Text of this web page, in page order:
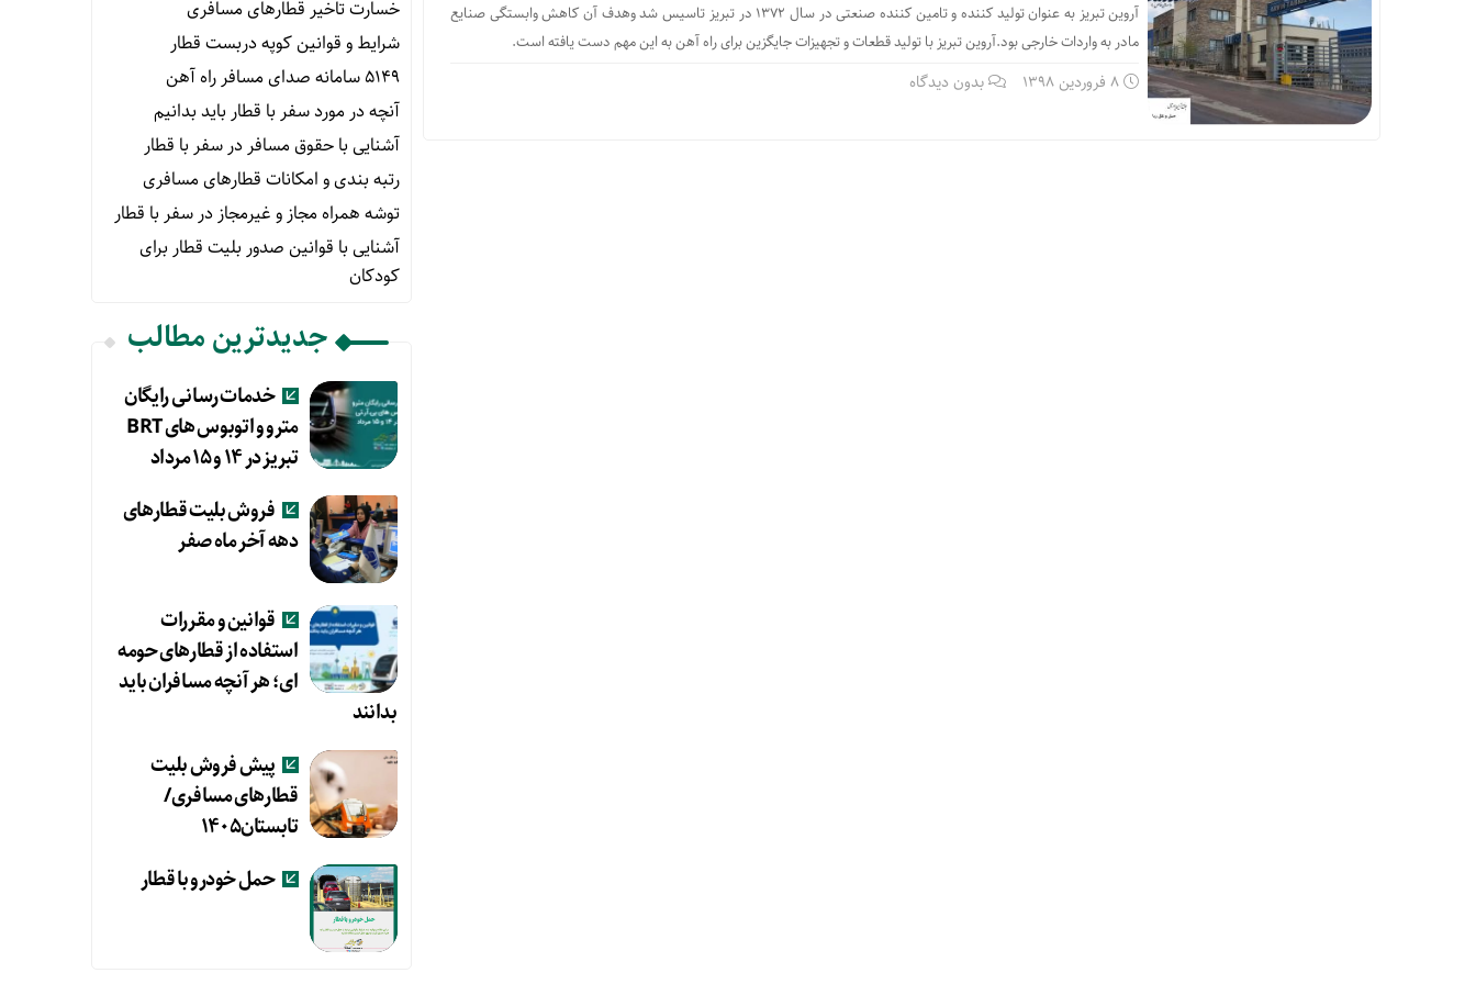
آروین تبریز به عنوان تولید کننده و تامین کننده صنعتی در سال 1372 در تبریز تاسیس شد وهدف آن کاهش وابستگی صنایع
مادر به واردات خارجی بود.آروین تبریز با تولید قطعات و تجهیزات جایگزین برای راه آهن به این مهم دست یافته است.
8 فروردین 1398 بدون دیدگاه
خسارت تاخیر قطارهای مسافری
شرایط و قوانین کوپه دربست قطار
۵۱۴۹ سامانه صدای مسافر راه آهن
آنچه در مورد سفر با قطار باید بدانیم
آشنایی با حقوق مسافر در سفر با قطار
رتبه بندی و امکانات قطارهای مسافری
توشه همراه مجاز و غیرمجاز در سفر با قطار
آشنایی با قوانین صدور بلیت قطار برای
کودکان
جدیدترین مطالب
خدمات رسانی رایگان
مترو و اتوبوس های BRT
تبریز در ۱۴ و ۱۵ مرداد
فروش بلیت قطارهای
دهه آخر ماه صفر
قوانین و مقررات
استفاده از قطارهای حومه
ای؛ هر آنچه مسافران باید
بدانند
پیش فروش بلیت
قطارهای مسافری/
تابستان۱۴۰۵
حمل خودرو با قطار